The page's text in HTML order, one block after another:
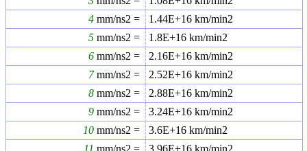
4 mm/ns2 = 1.44E+16 km/min2
5 mm/ns2 = 1.8E+16 km/min2
6 mm/ns2 = 2.16E+16 km/min2
7mm/ns2 = 2.52E+16 km/min2
8 mm/ns2 = 2.88E+16 km/min2
9 mm/ns2 = 3.24E+16 km/min2
10 mm/ns2 = 3.6E+16 km/min2
11 mm/ns2 = 3.96E+16 km/min2